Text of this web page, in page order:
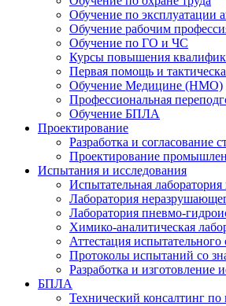
Обучение по эксплуатации
Обучение рабочим
Обучение по ГО и ЧС
Курсы повышения
Первая помощь и
Обучение Медицине (НМО)
Профессиональная
Обучение БПЛА
Проектирование
Разработка и
Проектирование
Испытания и исследования
Испытательная
Лаборатория
Лаборатория пневмо-
Химико-аналитическая
Аттестация испытательного
Протоколы испытаний со
Разработка и изготовление
БПЛА
Технический консалтинг